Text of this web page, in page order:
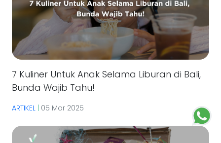
7 Kuliner Untuk Anak Selama Liburan di Bali,
Bunda Wajib Tahu!
ARTIKEL 05 Mar 2025